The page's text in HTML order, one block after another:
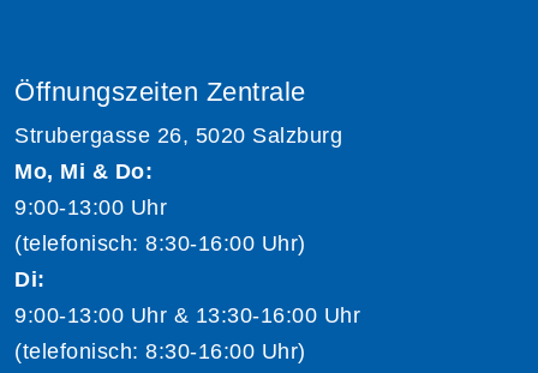
Öffnungszeiten Zentrale
Strubergasse 26, 5020 Salzburg
Mo, Mi & Do:
9:00-13:00 Uhr
(telefonisch: 8:30-16:00 Uhr)
Di:
9:00-13:00 Uhr & 13:30-16:00 Uhr
(telefonisch: 8:30-16:00 Uhr)